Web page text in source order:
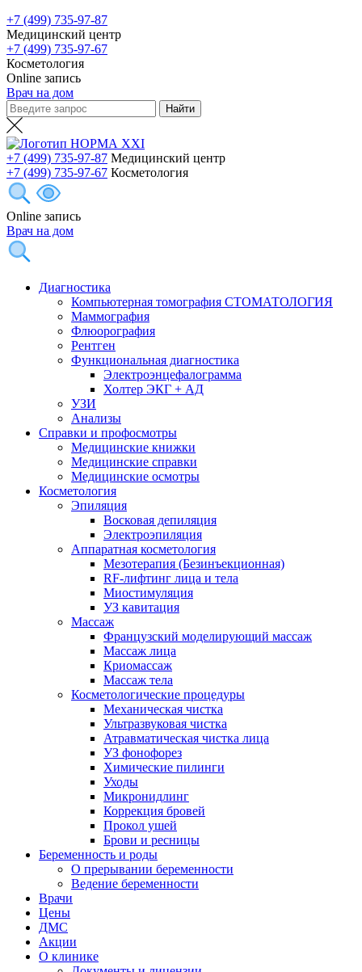
+7 (499) 735-97-87
Медицинский центр
+7 (499) 735-97-67
Косметология
Online запись
Врач на дом
+7 (499) 735-97-87 Медицинский центр
+7 (499) 735-97-67 Косметология
Online запись
Врач на дом
Диагностика
Компьютерная томография СТОМАТОЛОГИЯ
Маммография
Флюорография
Рентген
Функциональная диагностика
Электроэнцефалограмма
Холтер ЭКГ + АД
УЗИ
Анализы
Справки и профосмотры
Медицинские книжки
Медицинские справки
Медицинские осмотры
Косметология
Эпиляция
Восковая депиляция
Электроэпиляция
Аппаратная косметология
Мезотерапия (Безинъекционная)
RF-лифтинг лица и тела
Миостимуляция
УЗ кавитация
Массаж
Французский моделирующий массаж
Массаж лица
Криомассаж
Массаж тела
Косметологические процедуры
Механическая чистка
Ультразвуковая чистка
Атравматическая чистка лица
УЗ фонофорез
Химические пилинги
Уходы
Микронидлинг
Коррекция бровей
Прокол ушей
Брови и ресницы
Беременность и роды
О прерывании беременности
Ведение беременности
Врачи
Цены
ДМС
Акции
О клинике